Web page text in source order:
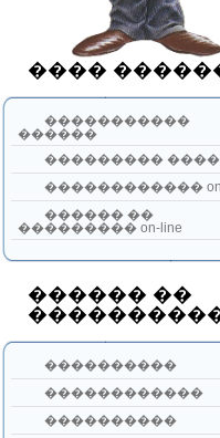
����
�����������
������
���������
������������ on-
������ ��
��������� on-line
������ ��
����������
������������
����������